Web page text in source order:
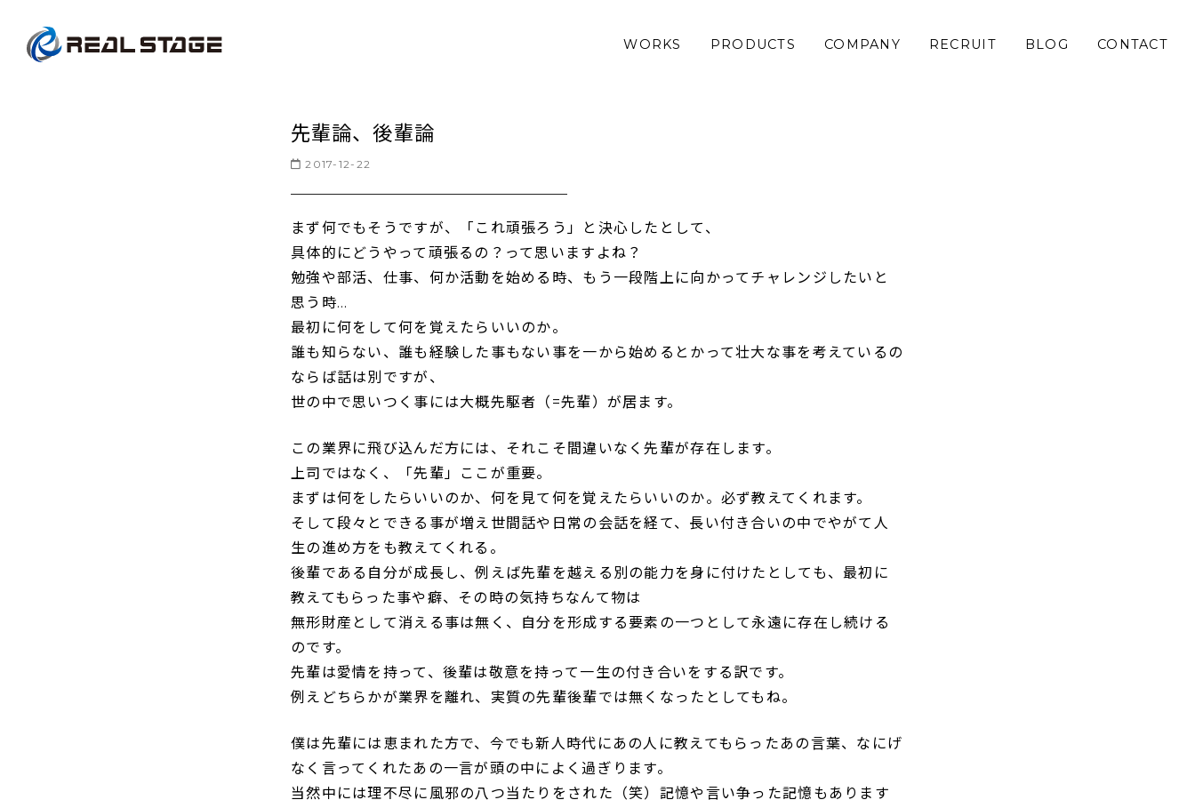
WORKS PRODUCTS COMPANY RECRUIT BLOG CONTACT
先輩論、後輩論
2017-12-22
まず何でもそうですが、「これ頑張ろう」と決心したとして、
具体的にどうやって頑張るの？って思いますよね？
勉強や部活、仕事、何か活動を始める時、もう一段階上に向かってチャレンジしたいと
思う時…
最初に何をして何を覚えたらいいのか。
誰も知らない、誰も経験した事もない事を一から始めるとかって壮大な事を考えているの
ならば話は別ですが、
世の中で思いつく事には大概先駆者（=先輩）が居ます。
この業界に飛び込んだ方には、それこそ間違いなく先輩が存在します。
上司ではなく、「先輩」ここが重要。
まずは何をしたらいいのか、何を見て何を覚えたらいいのか。必ず教えてくれます。
そして段々とできる事が増え世間話や日常の会話を経て、長い付き合いの中でやがて人
生の進め方をも教えてくれる。
後輩である自分が成長し、例えば先輩を越える別の能力を身に付けたとしても、最初に
教えてもらった事や癖、その時の気持ちなんて物は
無形財産として消える事は無く、自分を形成する要素の一つとして永遠に存在し続ける
のです。
先輩は愛情を持って、後輩は敬意を持って一生の付き合いをする訳です。
例えどちらかが業界を離れ、実質の先輩後輩では無くなったとしてもね。
僕は先輩には恵まれた方で、今でも新人時代にあの人に教えてもらったあの言葉、なにげ
なく言ってくれたあの一言が頭の中によく過ぎります。
当然中には理不尽に風邪の八つ当たりをされた（笑）記憶や言い争った記憶もあります